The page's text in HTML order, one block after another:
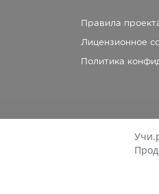
Правила
Лицензионное
Политика